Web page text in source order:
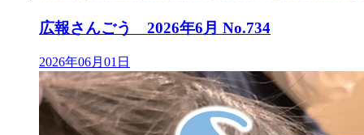
広報さんごう 2026年6月 No.734
2026年06月01日